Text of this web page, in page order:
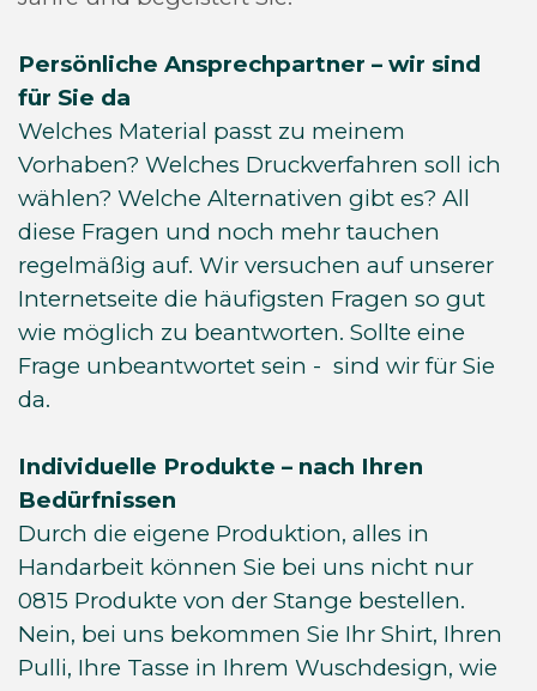
Persönliche Ansprechpartner – wir sind
für Sie da
Welches Material passt zu meinem
Vorhaben? Welches Druckverfahren soll ich
wählen? Welche Alternativen gibt es? All
diese Fragen und noch mehr tauchen
regelmäßig auf. Wir versuchen auf unserer
Internetseite die häufigsten Fragen so gut
wie möglich zu beantworten. Sollte eine
Frage unbeantwortet sein - sind wir für Sie
da.
Individuelle Produkte – nach Ihren
Bedürfnissen
Durch die eigene Produktion, alles in
Handarbeit können Sie bei uns nicht nur
0815 Produkte von der Stange bestellen.
Nein, bei uns bekommen Sie Ihr Shirt, Ihren
Pulli, Ihre Tasse in Ihrem Wuschdesign, wie